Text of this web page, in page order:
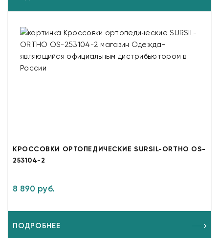
КРОССОВКИ ОРТОПЕДИЧЕСКИЕ SURSIL-ORTHO OS-
253104-2
8 890 руб.
ПОДРОБНЕЕ